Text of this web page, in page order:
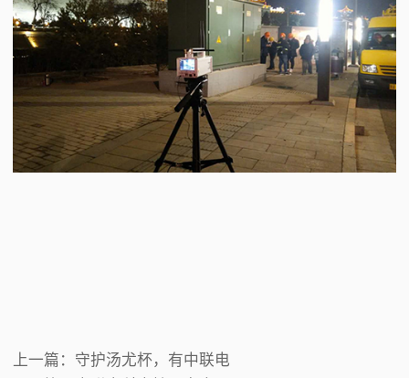
上一篇： 守护汤尤杯，有中联电